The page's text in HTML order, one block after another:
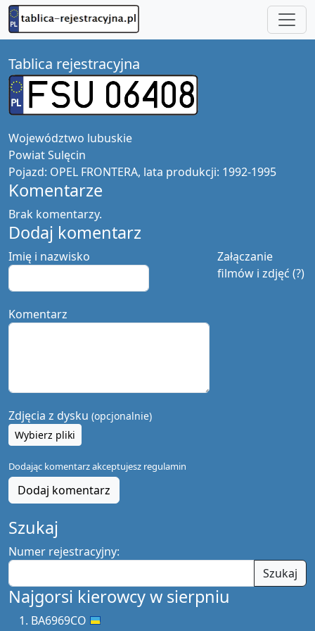
Tablica rejestracyjna
Województwo lubuskie
PowiatSulęcin
Pojazd: OPEL FRONTERA, lata produkcji: 1992-1995
Komentarze
Brak komentarzy.
Dodaj komentarz
Załączanie
filmów i zdjęć (?)
Imię i nazwisko
Komentarz
Zdjęcia z dysku (opcjonalnie)
Wybierz pliki
Dodając komentarz akceptujesz regulamin
Dodaj komentarz
Szukaj
Numer rejestracyjny:
Szukaj
Najgorsi kierowcy w sierpniu
BA6969CO